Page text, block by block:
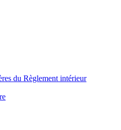
du Règlement intérieur